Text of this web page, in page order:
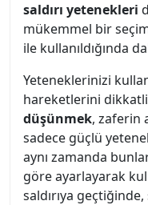
saldırı yetenekleri
mükemmel bir
ile kullanıldığında
Yeteneklerinizi
hareketlerini
düşünmek, zaferin
sadece güçlü
aynı zamanda
göre ayarlayarak
saldırıya